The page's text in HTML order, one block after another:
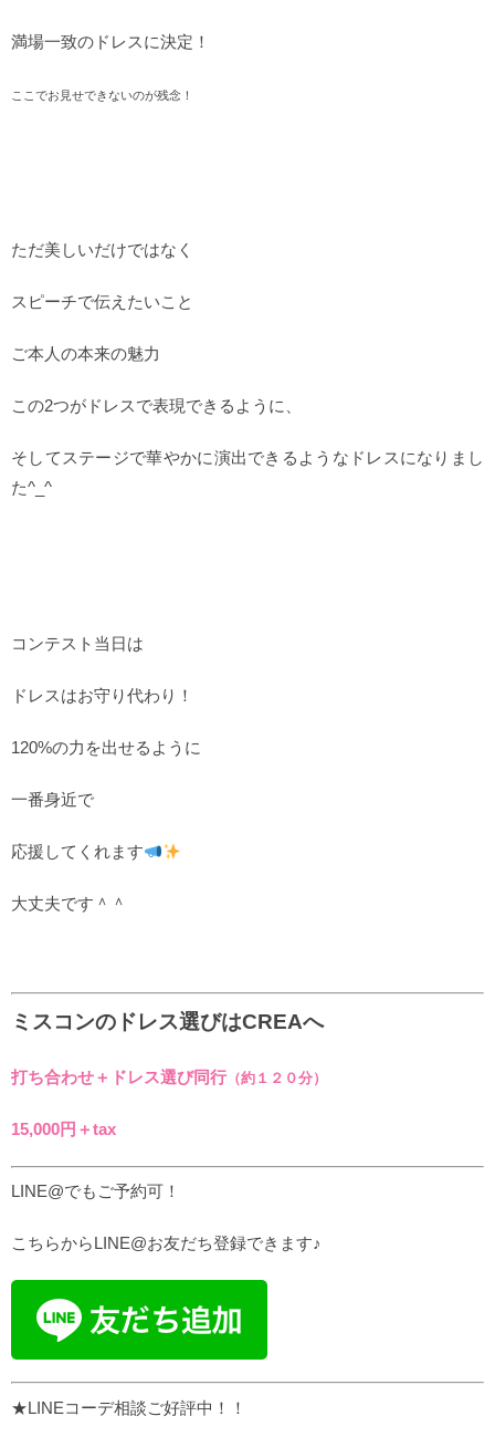
満場一致のドレスに決定！
ここでお見せできないのが残念！
ただ美しいだけではなく
スピーチで伝えたいこと
ご本人の本来の魅力
この2つがドレスで表現できるように、
そしてステージで華やかに演出できるようなドレスになりまし
た^_^
コンテスト当日は
ドレスはお守り代わり！
120%の力を出せるように
一番身近で
応援してくれます
大丈夫です＾＾
ミスコンのドレス選びはCREAへ
打ち合わせ＋ドレス選び同行（約１２０分）
15,000円＋tax
LINE@でもご予約可！
こちらからLINE@お友だち登録できます♪
★LINEコーデ相談ご好評中！！